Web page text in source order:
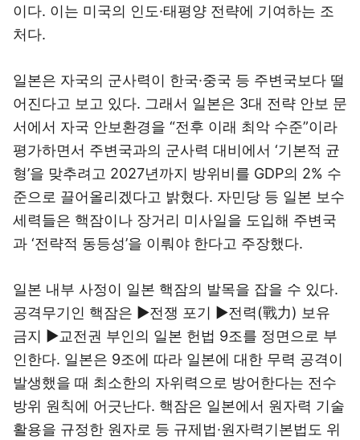
이다. 이는 미국의 인도·태평양 전략에 기여하는 조
처다.
일본은 자국의 군사력이 한국·중국 등 주변국보다 떨
어진다고 보고 있다. 그래서 일본은 3대 전략 안보 문
서에서 자국 안보환경을 “전후 이래 최악 수준”이라
평가하면서 주변국과의 군사력 대비에서 ‘기본적 균
형’을 맞추려고 2027년까지 방위비를 GDP의 2% 수
준으로 끌어올리겠다고 밝혔다. 자민당 등 일본 보수
세력들은 핵잠이나 장거리 미사일을 도입해 주변국
과 ‘전략적 동등성’을 이뤄야 한다고 주장했다.
일본 내부 사정이 일본 핵잠의 발목을 잡을 수 있다.
공격무기인 핵잠은 ▶전쟁 포기 ▶전력(戰力) 보유
금지 ▶교전권 부인의 일본 헌법 9조를 정면으로 부
인한다. 일본은 9조에 따라 일본에 대한 무력 공격이
발생했을 때 최소한의 자위력으로 방어한다는 전수
방위 원칙에 어긋난다. 핵잠은 일본에서 원자력 기술
활용을 규정한 원자로 등 규제법·원자력기본법도 위